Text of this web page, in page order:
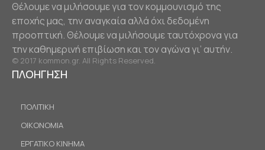
Θέλουμε να μιλήσουμε για τον κομμουνισμό της
εποχής μας, την αναγκαία αλλά όχι δεδομένη
προοπτική. Θέλουμε να μιλήσουμε ταυτόχρονα για
την καθημερινή επιβίωση και τον αγώνα γι’ αυτήν.
© 2017 kommon.gr. All Rights Reserved.
ΠΛΟΗΓΗΣΗ
ΠΟΛΙΤΙΚΗ
ΟΙΚΟΝΟΜΙΑ
ΕΡΓΑΤΙΚΟ ΚΙΝΗΜΑ